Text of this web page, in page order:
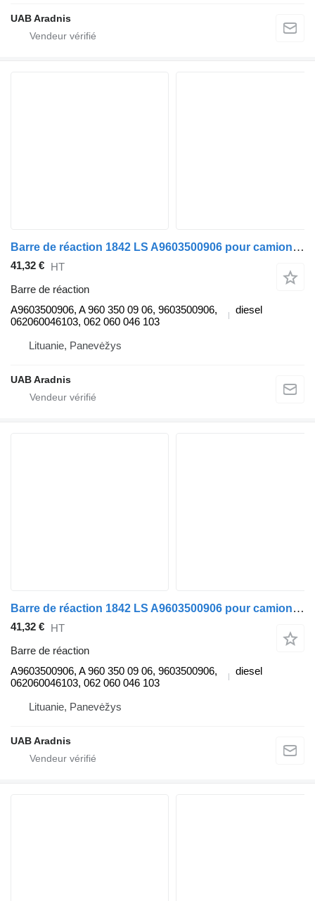
UAB Aradnis
Barre de réaction 1842 LS A9603500906 pour camion Mercedes-Benz ACTROS MP4 1842 LS
41,32 € HT
Barre de réaction
A9603500906, A 960 350 09 06, 9603500906,
062060046103, 062 060 046 103
diesel
Lituanie, Panevėžys
UAB Aradnis
Barre de réaction 1842 LS A9603500906 pour camion Mercedes-Benz ACTROS MP4
41,32 € HT
Barre de réaction
A9603500906, A 960 350 09 06, 9603500906,
062060046103, 062 060 046 103
diesel
Lituanie, Panevėžys
UAB Aradnis